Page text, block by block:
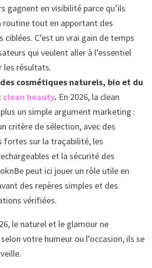
gagnent en visibilité parce qu’ils
tout en apportant des
ciblées. C’est un vrai gain de temps
qui veulent aller à l’essentiel
les résultats.
des cosmétiques naturels, bio et du
clean beauty. En 2026, la clean
un simple argument marketing :
critère de sélection, avec des
fortes sur la traçabilité, les
et la sécurité des
peut ici jouer un rôle utile en
des repères simples et des
vérifiées.
le naturel et le glamour ne
votre humeur ou l’occasion, ils se